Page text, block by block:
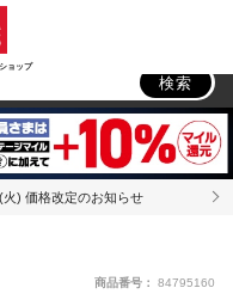
ョップ
検索
) 価格改定のお知らせ
商品番号： 84795160